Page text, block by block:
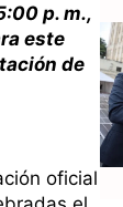
p. m.,
este
de
oficial